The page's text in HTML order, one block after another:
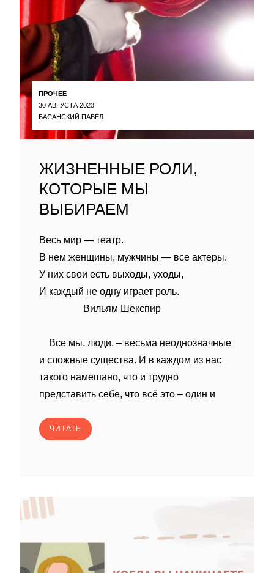
ПРОЧЕЕ
30 АВГУСТА 2023
БАСАНСКИЙ ПАВЕЛ
ЖИЗНЕННЫЕ РОЛИ,
КОТОРЫЕ МЫ
ВЫБИРАЕМ
Весь мир — театр.
В нем женщины, мужчины — все актеры.
У них свои есть выходы, уходы,
И каждый не одну играет роль.
Вильям Шекспир
Все мы, люди, – весьма неоднозначные
и сложные существа. И в каждом из нас
такого намешано, что и трудно
представить себе, что всё это – один и
ЧИТАТЬ